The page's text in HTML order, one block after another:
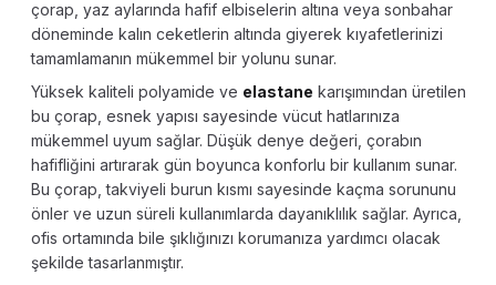
çorap, yaz aylarında hafif elbiselerin altına veya sonbahar
döneminde kalın ceketlerin altında giyerek kıyafetlerinizi
tamamlamanın mükemmel bir yolunu sunar.
Yüksek kaliteli polyamide ve elastane karışımından üretilen
bu çorap, esnek yapısı sayesinde vücut hatlarınıza
mükemmel uyum sağlar. Düşük denye değeri, çorabın
hafifliğini artırarak gün boyunca konforlu bir kullanım sunar.
Bu çorap, takviyeli burun kısmı sayesinde kaçma sorununu
önler ve uzun süreli kullanımlarda dayanıklılık sağlar. Ayrıca,
ofis ortamında bile şıklığınızı korumanıza yardımcı olacak
şekilde tasarlanmıştır.